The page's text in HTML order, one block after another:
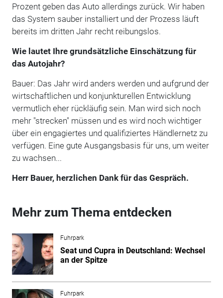
Prozent geben das Auto allerdings zurück. Wir haben
das System sauber installiert und der Prozess läuft
bereits im dritten Jahr recht reibungslos.
Wie lautet Ihre grundsätzliche Einschätzung für
das Autojahr?
Bauer: Das Jahr wird anders werden und aufgrund der
wirtschaftlichen und konjunkturellen Entwicklung
vermutlich eher rückläufig sein. Man wird sich noch
mehr "strecken" müssen und es wird noch wichtiger
über ein engagiertes und qualifiziertes Händlernetz zu
verfügen. Eine gute Ausgangsbasis für uns, um weiter
zu wachsen...
Herr Bauer, herzlichen Dank für das Gespräch.
Mehr zum Thema entdecken
Fuhrpark
Seat und Cupra in Deutschland: Wechsel
an der Spitze
Fuhrpark